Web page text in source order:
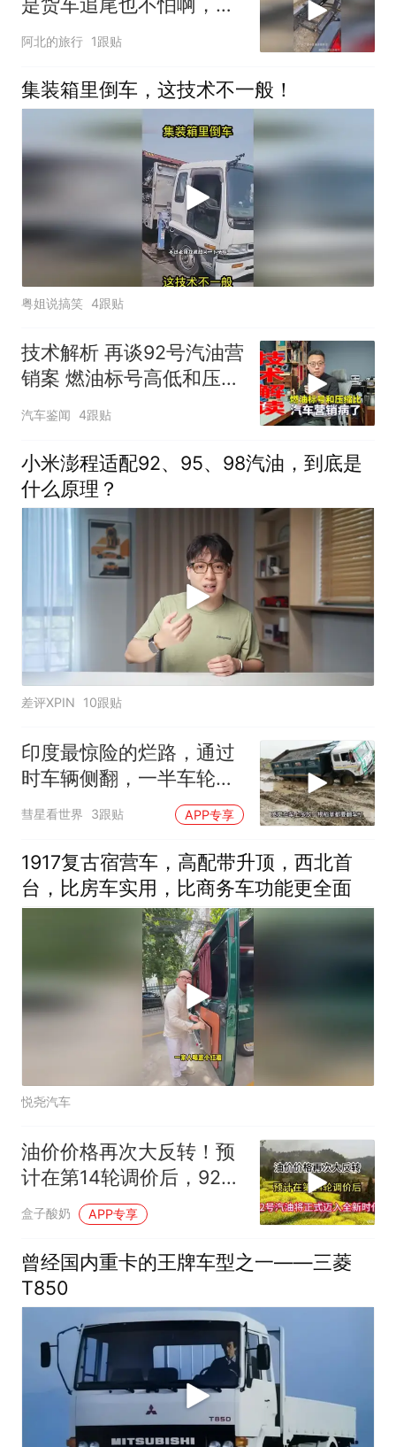
是货车追尾也不怕啊，还
能自动升降，太厉害了
阿北的旅行 1跟贴
集装箱里倒车，这技术不一般！
粤姐说搞笑 4跟贴
技术解析 再谈92号汽油营
销案 燃油标号高低和压缩
比关系不大
汽车鉴闻 4跟贴
小米澎程适配92、95、98汽油，到底是
什么原理？
差评XPIN 10跟贴
印度最惊险的烂路，通过
时车辆侧翻，一半车轮悬
空，胆小真不敢开
彗星看世界 3跟贴 APP专享
1917复古宿营车，高配带升顶，西北首
台，比房车实用，比商务车功能更全面
悦尧汽车
油价价格再次大反转！预
计在第14轮调价后，92号
汽油将正式迈_2
盒子酸奶 APP专享
曾经国内重卡的王牌车型之一——三菱
T850